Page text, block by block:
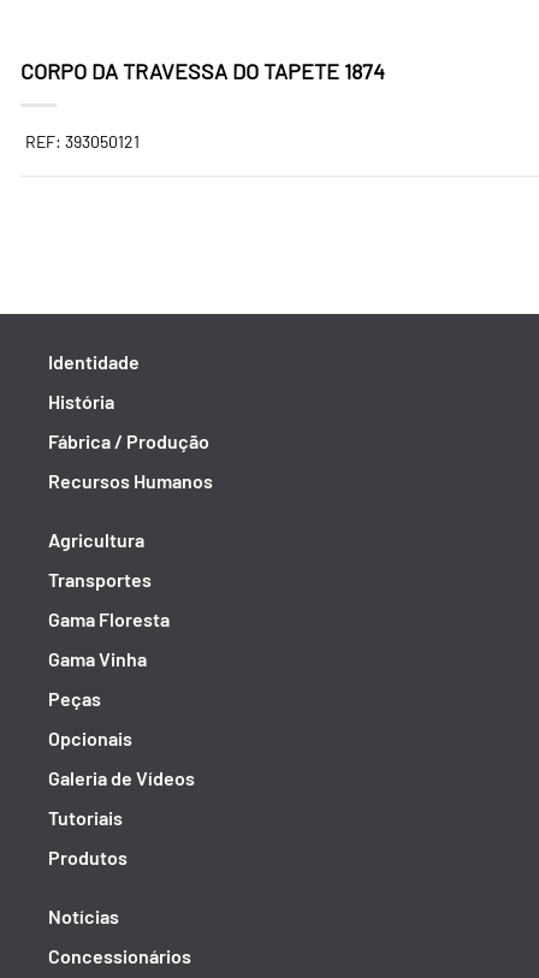
CORPO DA TRAVESSA DO TAPETE 1874
REF: 393050121
Identidade
História
Fábrica / Produção
Recursos Humanos
Agricultura
Transportes
Gama Floresta
Gama Vinha
Peças
Opcionais
Galeria de Vídeos
Tutoriais
Produtos
Notícias
Concessionários